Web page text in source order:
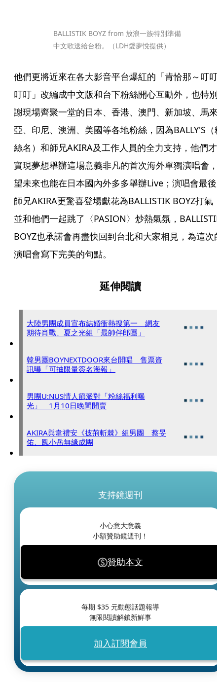
BALLISTIK BOYZ from 放浪一族特別準備
中文歌送給台粉。（LDH愛夢悅提供）
他們更將近來在各大影音平台爆紅的「肯恰那～叮叮
叮叮」改編成中文版和台下粉絲開心互動外，也特別
謝現場齊聚一堂的日本、香港、澳門、新加坡、馬來
亞、印尼、澳洲、美國等各地粉絲，因為BALLY'S（
絲名）和師兄AKIRA及工作人員的全力支持，他們才
實現夢想舉辦這場意義非凡的首次海外單獨演唱會，
望未來也能在日本國內外多多舉辦Live；演唱會最後
師兄AKIRA更驚喜登場獻花為BALLISTIK BOYZ打氣
並和他們一起跳了〈PASION〉炒熱氣氛，BALLISTIK
BOYZ也承諾會再盡快回到台北和大家相見，為這次
演唱會寫下完美的句點。
延伸閱讀
大陸男團成員宣布結婚衝熱搜第一 網友
期待肖戰、夏之光組「最帥伴郎團」
韓男團BOYNEXTDOOR來台開唱 售票資
訊曝「可抽限量簽名海報」
男團U:NUS情人節派對「粉絲福利曝
光」 1月10日晚間開賣
AKIRA與韋禮安《披荊斬棘》組男團 蔡旻
佑、鳳小岳無緣成團
支持鏡週刊
小心意大意義
小額贊助鏡週刊！
贊助本文
每期 $35 元動態話題報導
無限閱讀解鎖新鮮事
加入訂閱會員